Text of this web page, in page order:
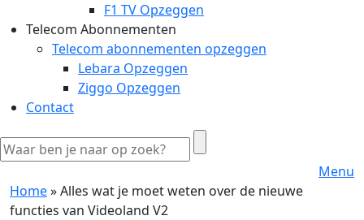
F1 TV Opzeggen
Telecom Abonnementen
Telecom abonnementen opzeggen
Lebara Opzeggen
Ziggo Opzeggen
Contact
Menu
Home»Alles wat je moet weten over de nieuwe
functies van Videoland V2